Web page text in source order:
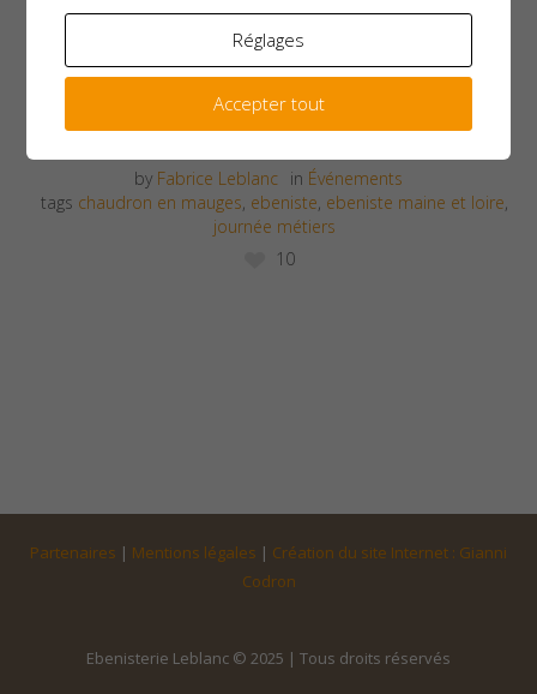
Journée des métiers Caldéronnais le
18 Juin 2017
Venez découvrir les artisans de Chaudron en Mauges, le
dimanche 18 Juin 2017.
by Fabrice Leblanc in Événements
tags chaudron en mauges, ebeniste, ebeniste maine et loire,
journée métiers
10
Partenaires | Mentions légales | Création du site Internet : Gianni
Codron
Ebenisterie Leblanc © 2025 | Tous droits réservés
Réglages
Accepter tout